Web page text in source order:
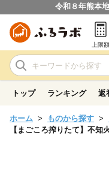
令和８年熊本
上限額
トップ ランキング 返
ホーム ものから探す
【まごころ搾りたて】不